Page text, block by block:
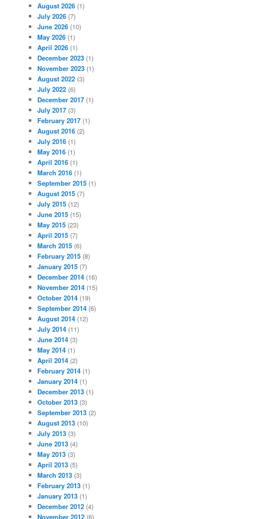
August 2026 (1)
July 2026 (7)
June 2026 (10)
May 2026 (1)
April 2026 (1)
December 2023 (1)
November 2023 (1)
August 2022 (3)
July 2022 (6)
December 2017 (1)
July 2017 (3)
February 2017 (1)
August 2016 (2)
July 2016 (1)
May 2016 (1)
April 2016 (1)
March 2016 (1)
September 2015 (1)
August 2015 (7)
July 2015 (12)
June 2015 (15)
May 2015 (23)
April 2015 (7)
March 2015 (6)
February 2015 (8)
January 2015 (7)
December 2014 (16)
November 2014 (15)
October 2014 (19)
September 2014 (6)
August 2014 (12)
July 2014 (11)
June 2014 (3)
May 2014 (1)
April 2014 (2)
February 2014 (1)
January 2014 (1)
December 2013 (1)
October 2013 (3)
September 2013 (2)
August 2013 (10)
July 2013 (3)
June 2013 (4)
May 2013 (3)
April 2013 (5)
March 2013 (3)
February 2013 (1)
January 2013 (1)
December 2012 (4)
November 2012 (6)